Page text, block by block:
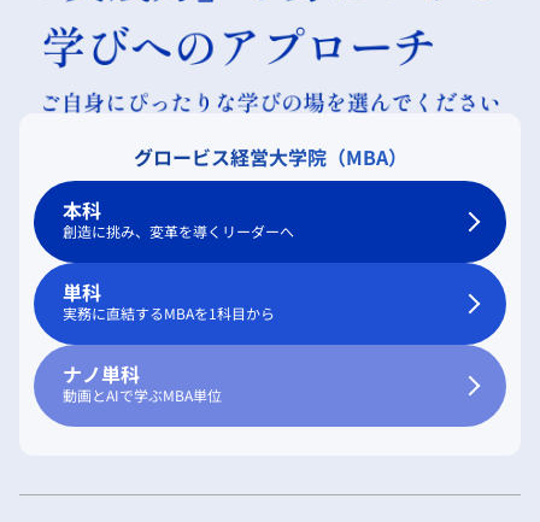
グロービス経営大学院（MBA）
本科
創造に挑み、変革を導くリーダーへ
単科
実務に直結するMBAを1科目から
ナノ単科
動画とAIで学ぶMBA単位